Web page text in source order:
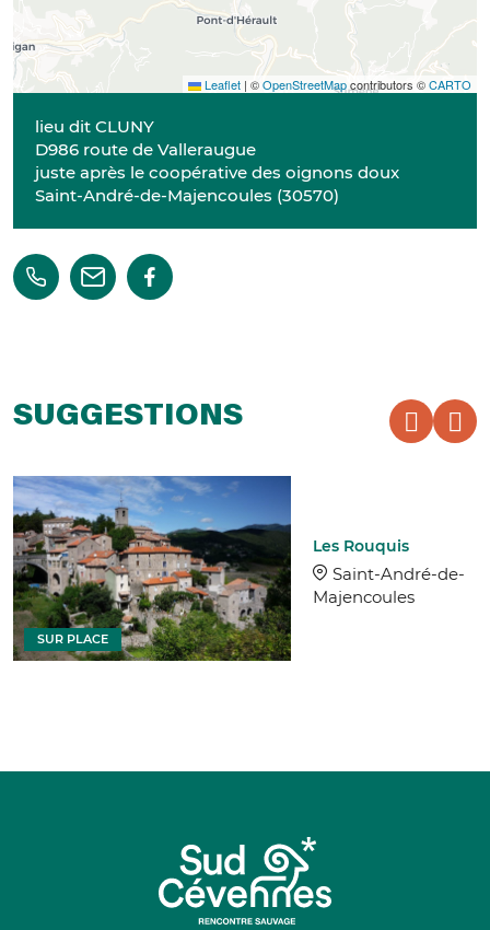
Leaflet | ©OpenStreetMapcontributors ©CARTO
lieu dit CLUNY
D986 route de Valleraugue
juste après le coopérative des oignons doux
Saint-André-de-Majencoules (30570)
SUGGESTIONS
Les Rouquis
Saint-André-de-
Majencoules
SUR PLACE